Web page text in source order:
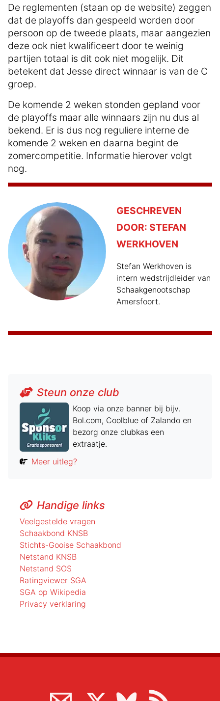
De reglementen (staan op de website) zeggen
dat de playoffs dan gespeeld worden door
persoon op de tweede plaats, maar aangezien
deze ook niet kwalificeert door te weinig
partijen totaal is dit ook niet mogelijk. Dit
betekent dat Jesse direct winnaar is van de C
groep.
De komende 2 weken stonden gepland voor
de playoffs maar alle winnaars zijn nu dus al
bekend. Er is dus nog reguliere interne de
komende 2 weken en daarna begint de
zomercompetitie. Informatie hierover volgt
nog.
GESCHREVEN
DOOR: STEFAN
WERKHOVEN
Stefan Werkhoven is
intern wedstrijdleider van
Schaakgenootschap
Amersfoort.
Steun onze club
Koop via onze banner bij bijv.
Bol.com, Coolblue of Zalando en
bezorg onze clubkas een
extraatje.
Meer uitleg?
Handige links
Veelgestelde vragen
Schaakbond KNSB
Stichts-Gooise Schaakbond
Netstand KNSB
Netstand SOS
Ratingviewer SGA
SGA op Wikipedia
Privacy verklaring